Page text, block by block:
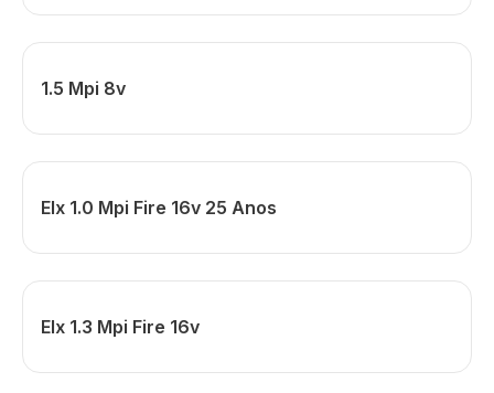
1.5 Mpi 8v
Elx 1.0 Mpi Fire 16v 25 Anos
Elx 1.3 Mpi Fire 16v